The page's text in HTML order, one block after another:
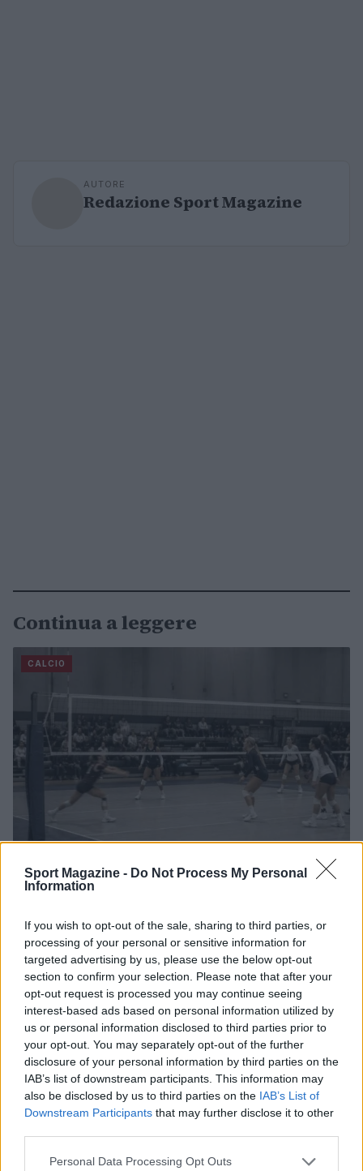
Sport Magazine - Do Not Process My Personal
Information
If you wish to opt-out of the sale, sharing to third parties, or
processing of your personal or sensitive information for
targeted advertising by us, please use the below opt-out
section to confirm your selection. Please note that after your
opt-out request is processed you may continue seeing
interest-based ads based on personal information utilized by
us or personal information disclosed to third parties prior to
your opt-out. You may separately opt-out of the further
disclosure of your personal information by third parties on the
IAB’s list of downstream participants. This information may
also be disclosed by us to third parties on the IAB’s List of
Downstream Participants that may further disclose it to other
Please note that this website/app uses one or more Google
Personal Data Processing Opt Outs
AUTORE
Redazione Sport Magazine
Continua a leggere
CALCIO
Sirio Perugia Volley: la conferma di Alessia Lillacci
Francesca Lombardi · 7 Ago 2026
CALCIO